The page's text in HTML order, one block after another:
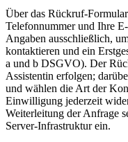
Über das Rückruf-
Telefonnummer und Ihre
Angaben ausschließlich,
kontaktieren und ein
a und b DSGVO). Der
Assistentin erfolgen;
und wählen die Art der
Einwilligung jederzeit
Weiterleitung der Anfrage
Server-Infrastruktur ein.